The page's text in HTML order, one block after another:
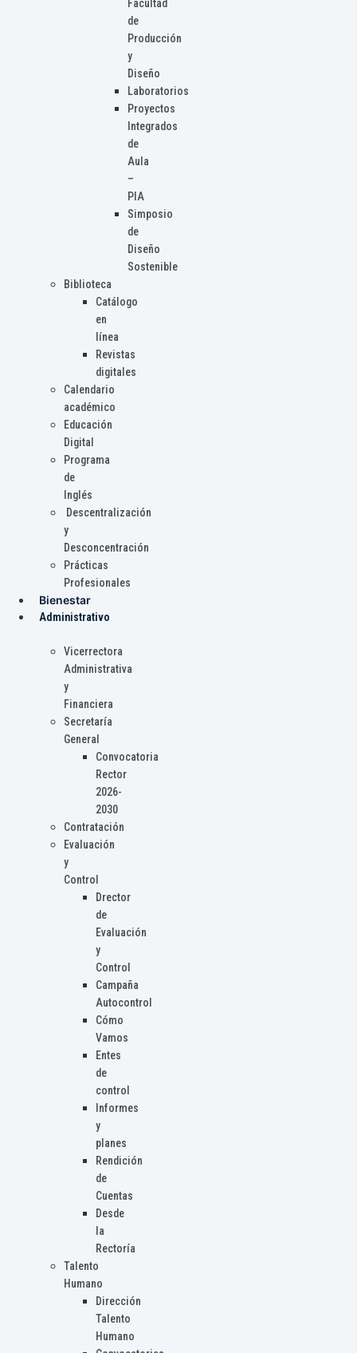
Facultad
de
Producción
y
Diseño
Laboratorios
Proyectos
Integrados
de
Aula
–
PIA
Simposio
de
Diseño
Sostenible
Biblioteca
Catálogo
en
línea
Revistas
digitales
Calendario
académico
Educación
Digital
Programa
de
Inglés
Descentralización
y
Desconcentración
Prácticas
Profesionales
Bienestar
Administrativo
Vicerrectora
Administrativa
y
Financiera
Secretaría
General
Convocatoria
Rector
2026-
2030
Contratación
Evaluación
y
Control
Drector
de
Evaluación
y
Control
Campaña
Autocontrol
Cómo
Vamos
Entes
de
control
Informes
y
planes
Rendición
de
Cuentas
Desde
la
Rectoría
Talento
Humano
Dirección
Talento
Humano